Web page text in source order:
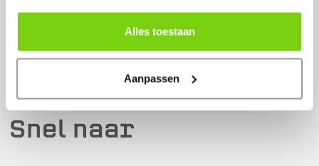
Alles toestaan
Aanpassen
Snel naar
0228 56 11 82
info@model-engineering.nl